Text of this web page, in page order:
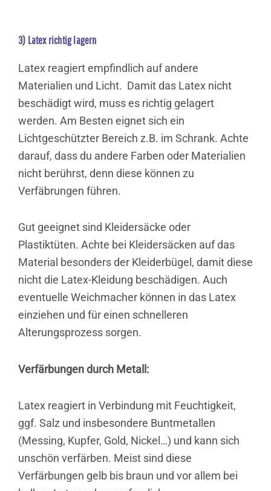
3) Latex richtig lagern
Latex reagiert empfindlich auf andere
Materialien und Licht. Damit das Latex nicht
beschädigt wird, muss es richtig gelagert
werden. Am Besten eignet sich ein
Lichtgeschützter Bereich z.B. im Schrank. Achte
darauf, dass du andere Farben oder Materialien
nicht berührst, denn diese können zu
Verfäbrungen führen.
Gut geeignet sind Kleidersäcke oder
Plastiktüten. Achte bei Kleidersäcken auf das
Material besonders der Kleiderbügel, damit diese
nicht die Latex-Kleidung beschädigen. Auch
eventuelle Weichmacher können in das Latex
einziehen und für einen schnelleren
Alterungsprozess sorgen.
Verfärbungen durch Metall:
Latex reagiert in Verbindung mit Feuchtigkeit,
ggf. Salz und insbesondere Buntmetallen
(Messing, Kupfer, Gold, Nickel…) und kann sich
unschön verfärben. Meist sind diese
Verfärbungen gelb bis braun und vor allem bei